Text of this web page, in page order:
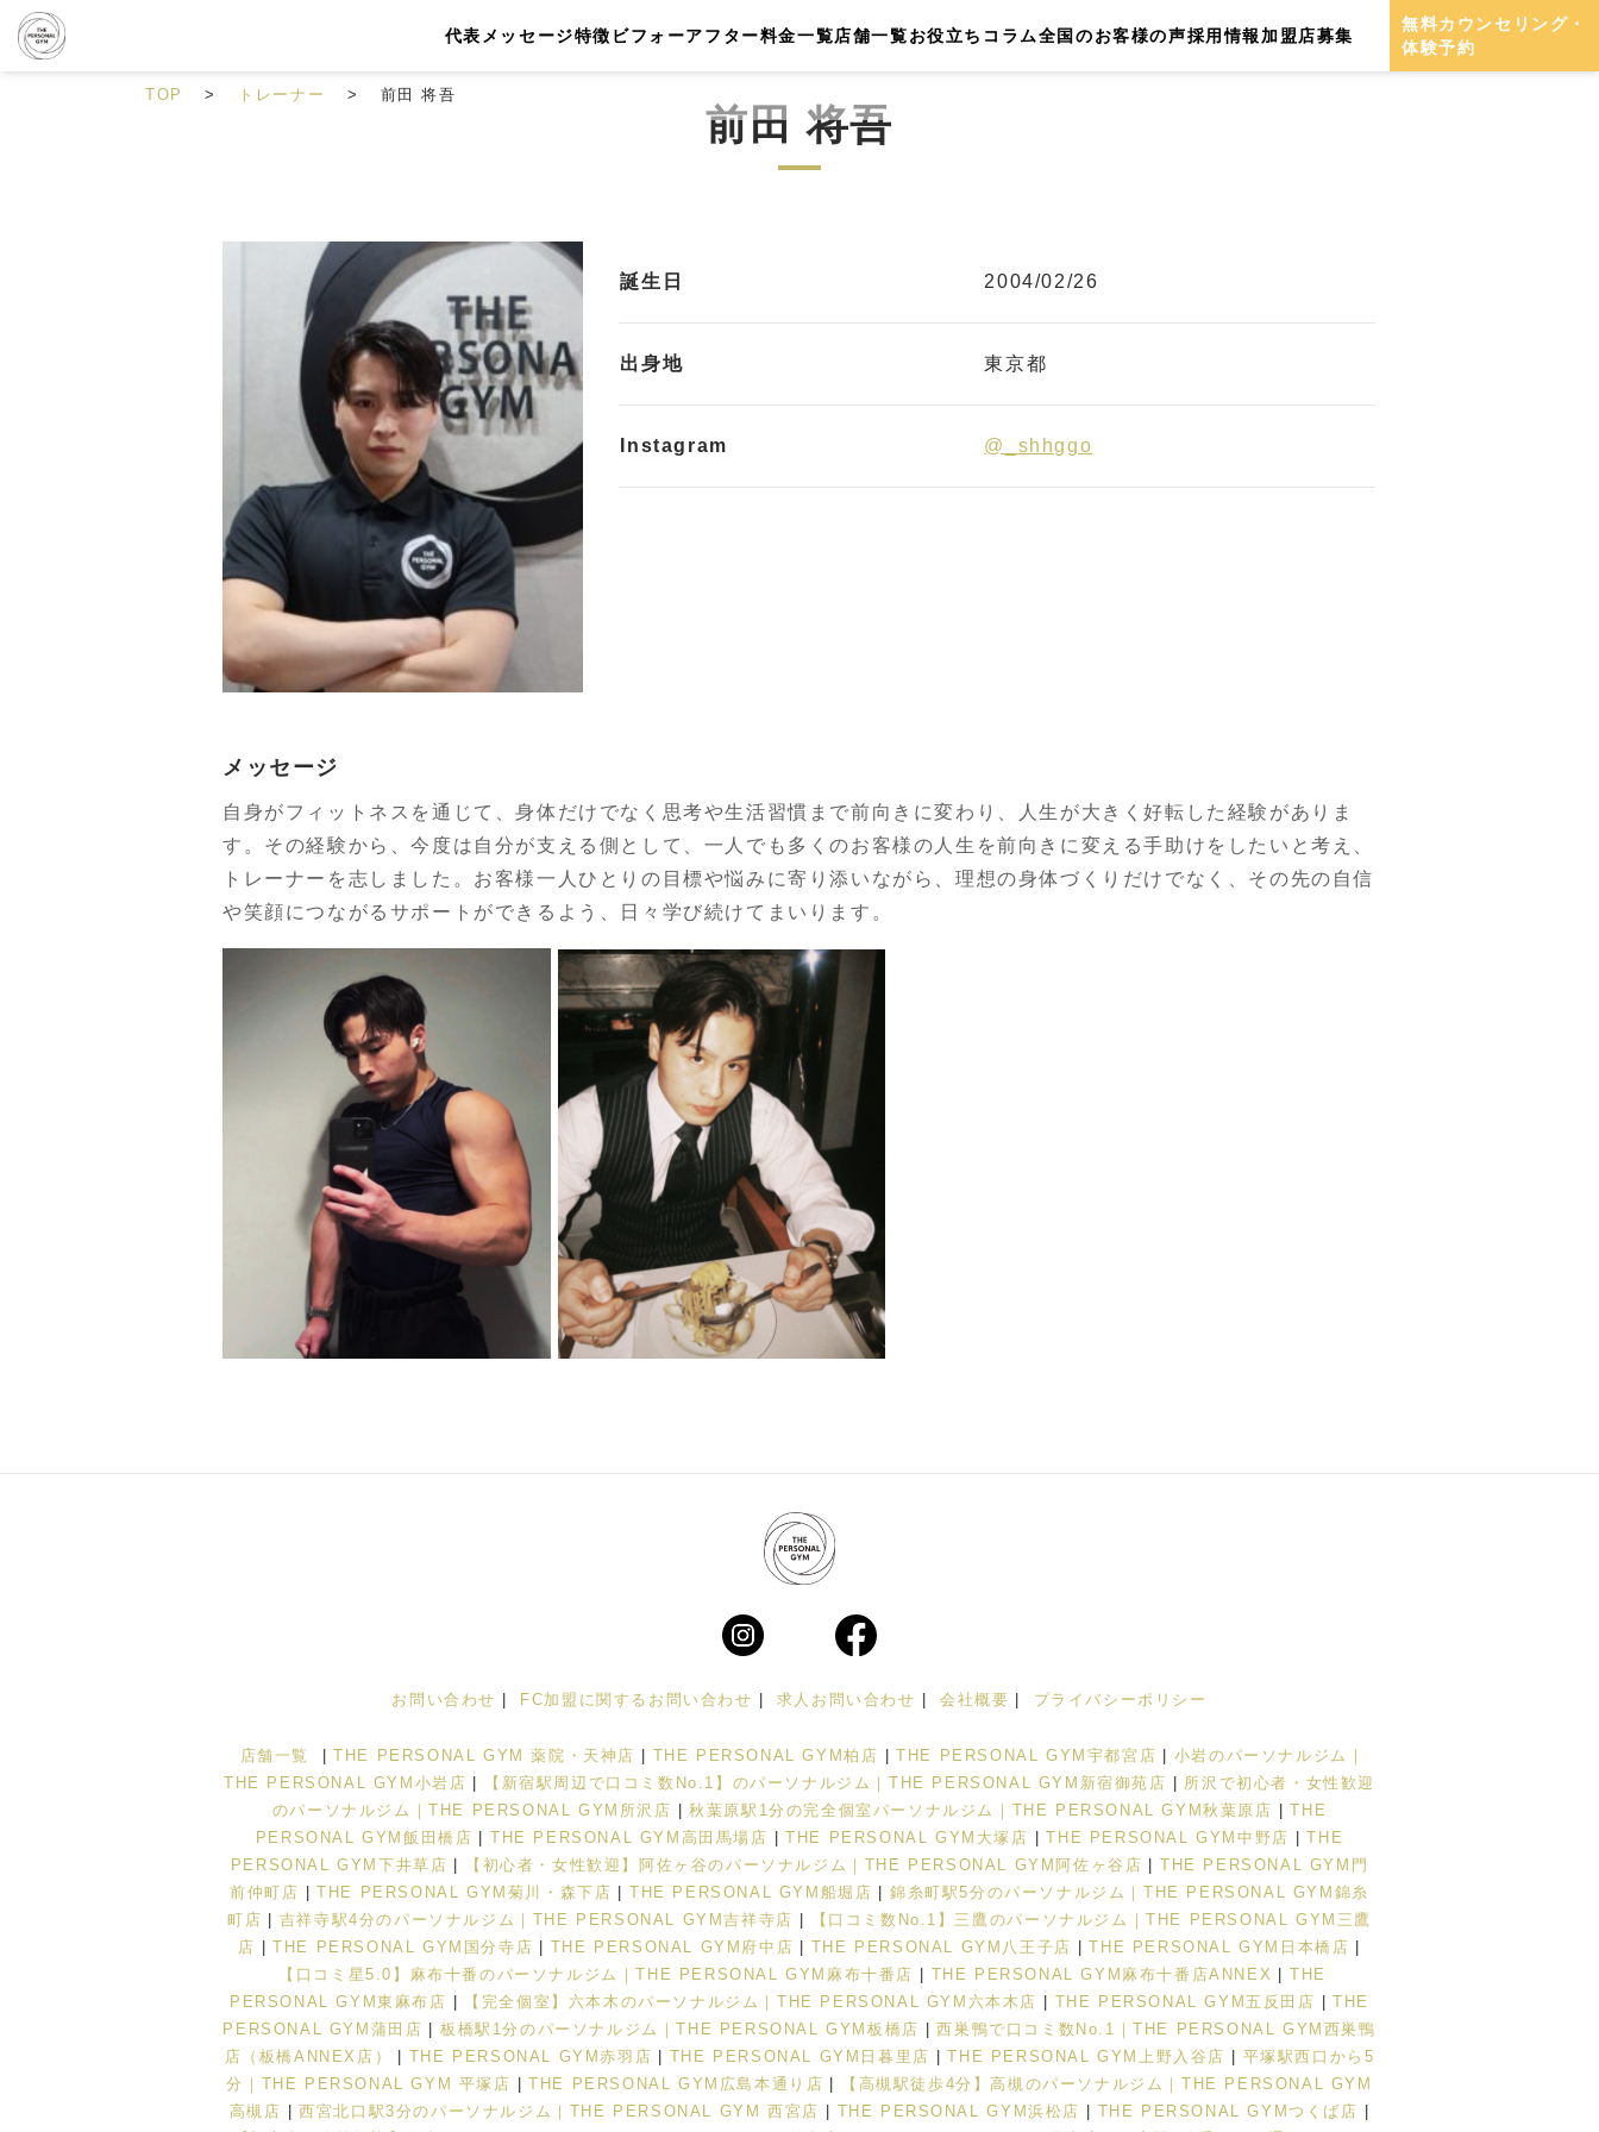
代表メッセージ特徴 ビフォーアフター料金一覧店舗一覧お役立ちコラム全国のお客様の声採用情報 加盟店募集
無料カウンセリング・
体験予約
TOP トレーナー 前田 将吾
前田 将吾
誕生日 2004/02/26
出身地 東京都
Instagram @_shhggo
メッセージ
自身がフィットネスを通じて、身体だけでなく思考や生活習慣まで前向きに変わり、人生が大きく好転した経験がありま
す。その経験から、今度は自分が支える側として、一人でも多くのお客様の人生を前向きに変える手助けをしたいと考え、
トレーナーを志しました。お客様一人ひとりの目標や悩みに寄り添いながら、理想の身体づくりだけでなく、その先の自信
や笑顔につながるサポートができるよう、日々学び続けてまいります。
お問い合わせ | FC加盟に関するお問い合わせ | 求人お問い合わせ | 会社概要 | プライバシーポリシー
店舗一覧 | THE PERSONAL GYM 薬院・天神店 | THE PERSONAL GYM柏店 | THE PERSONAL GYM宇都宮店 | 小岩のパーソナルジム｜
THE PERSONAL GYM小岩店 | 【新宿駅周辺で口コミ数No.1】のパーソナルジム｜THE PERSONAL GYM新宿御苑店 | 所沢で初心者・女性歓迎
のパーソナルジム｜THE PERSONAL GYM所沢店 | 秋葉原駅1分の完全個室パーソナルジム｜THE PERSONAL GYM秋葉原店 | THE
PERSONAL GYM飯田橋店 | THE PERSONAL GYM高田馬場店 | THE PERSONAL GYM大塚店 | THE PERSONAL GYM中野店 | THE
PERSONAL GYM下井草店 | 【初心者・女性歓迎】阿佐ヶ谷のパーソナルジム｜THE PERSONAL GYM阿佐ヶ谷店 | THE PERSONAL GYM門
前仲町店 | THE PERSONAL GYM菊川・森下店 | THE PERSONAL GYM船堀店 | 錦糸町駅5分のパーソナルジム｜THE PERSONAL GYM錦糸
町店 | 吉祥寺駅4分のパーソナルジム｜THE PERSONAL GYM吉祥寺店 |
【口コミ数No.1】三鷹のパーソナルジム｜THE PERSONAL GYM三鷹
店 | THE PERSONAL GYM国分寺店 | THE PERSONAL GYM府中店 | THE PERSONAL GYM八王子店 | THE PERSONAL GYM日本橋店 |
【口コミ星5.0】麻布十番のパーソナルジム｜THE PERSONAL GYM麻布十番店 | THE PERSONAL GYM麻布十番店ANNEX | THE
PERSONAL GYM東麻布店 | 【完全個室】六本木のパーソナルジム｜THE PERSONAL GYM六本木店 | THE PERSONAL GYM五反田店 | THE
PERSONAL GYM蒲田店 | 板橋駅1分のパーソナルジム｜THE PERSONAL GYM板橋店 | 西巣鴨で口コミ数No.1｜THE PERSONAL GYM西巣鴨
店（板橋ANNEX店）
| THE PERSONAL GYM赤羽店 | THE PERSONAL GYM日暮里店 | THE PERSONAL GYM上野入谷店 | 平塚駅西口から5
分｜THE PERSONAL GYM 平塚店 | THE PERSONAL GYM広島本通り店 |
【高槻駅徒歩4分】高槻のパーソナルジム｜THE PERSONAL GYM
高槻店 | 西宮北口駅3分のパーソナルジム｜THE PERSONAL GYM 西宮店 | THE PERSONAL GYM浜松店 | THE PERSONAL GYMつくば店 |